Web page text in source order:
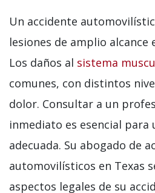
Un accidente
lesiones de amplio alcance
Los daños al sistema
comunes, con distintos
dolor. Consultar a un
inmediato es esencial para
adecuada. Su abogado de
automovilísticos en Texas
aspectos legales de su